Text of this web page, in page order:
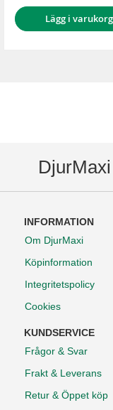
Lägg i varukorg
INFORMATION
Om DjurMaxi
Köpinformation
Integritetspolicy
Cookies
KUNDSERVICE
Frågor & Svar
Frakt & Leverans
Retur & Öppet köp